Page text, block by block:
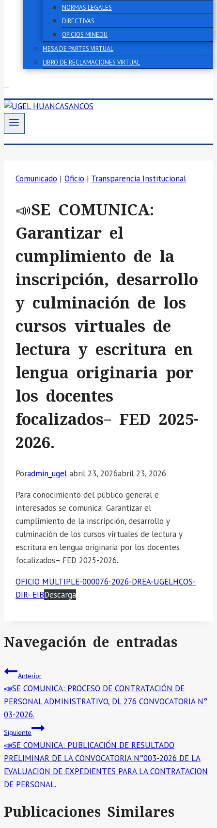
NORMAS LEGALES
DIRECTIVAS
OFICIOS MINEDU
MESA DE PARTES VIRTUAL
LIBRO DE RECLAMACIONES VIRTUAL
Comunicado | Oficio | Transparencia Institucional
📣SE COMUNICA:
Garantizar el
cumplimiento de la
inscripción, desarrollo
y culminación de los
cursos virtuales de
lectura y escritura en
lengua originaria por
los docentes
focalizados– FED 2025-
2026.
Poradmin_ugel abril 23, 2026abril 23, 2026
Para conocimiento del público general e
interesados se comunica: Garantizar el
cumplimiento de la inscripción, desarrollo y
culminación de los cursos virtuales de lectura y
escritura en lengua originaria por los docentes
focalizados– FED 2025-2026.
OFICIO MULTIPLE-000076-2026-DREA-UGELHCOS-
DIR- EIBDescarga
Navegación de entradas
Anterior
📣SE COMUNICA: PROCESO DE CONTRATACIÓN DE
PERSONAL ADMINISTRATIVO, DL 276 CONVOCATORIA N°
03-2026.
Siguiente
📣SE COMUNICA: PUBLICACIÓN DE RESULTADO
PRELIMINAR DE LA CONVOCATORIA N°003-2026 DE LA
EVALUACION DE EXPEDIENTES PARA LA CONTRATACION
DE PERSONAL.
Publicaciones Similares